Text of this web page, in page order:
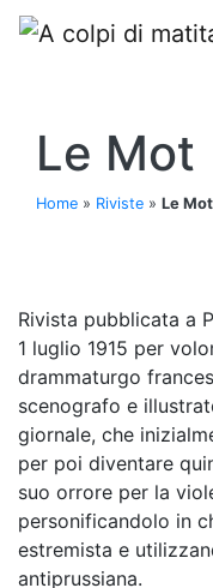
Le Mot
Home » Riviste » Le Mot
Rivista pubblicata a
1 luglio 1915 per
drammaturgo
scenografo e
giornale, che
per poi diventare
suo orrore per la
personificandolo in
estremista e
antiprussiana.